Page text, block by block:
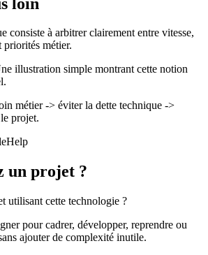
consiste à arbitrer clairement entre vitesse,
priorités métier.
illustration simple montrant cette notion
métier -> éviter la dette technique ->
projet.
un projet ?
utilisant cette technologie ?
pour cadrer, développer, reprendre ou
ajouter de complexité inutile.